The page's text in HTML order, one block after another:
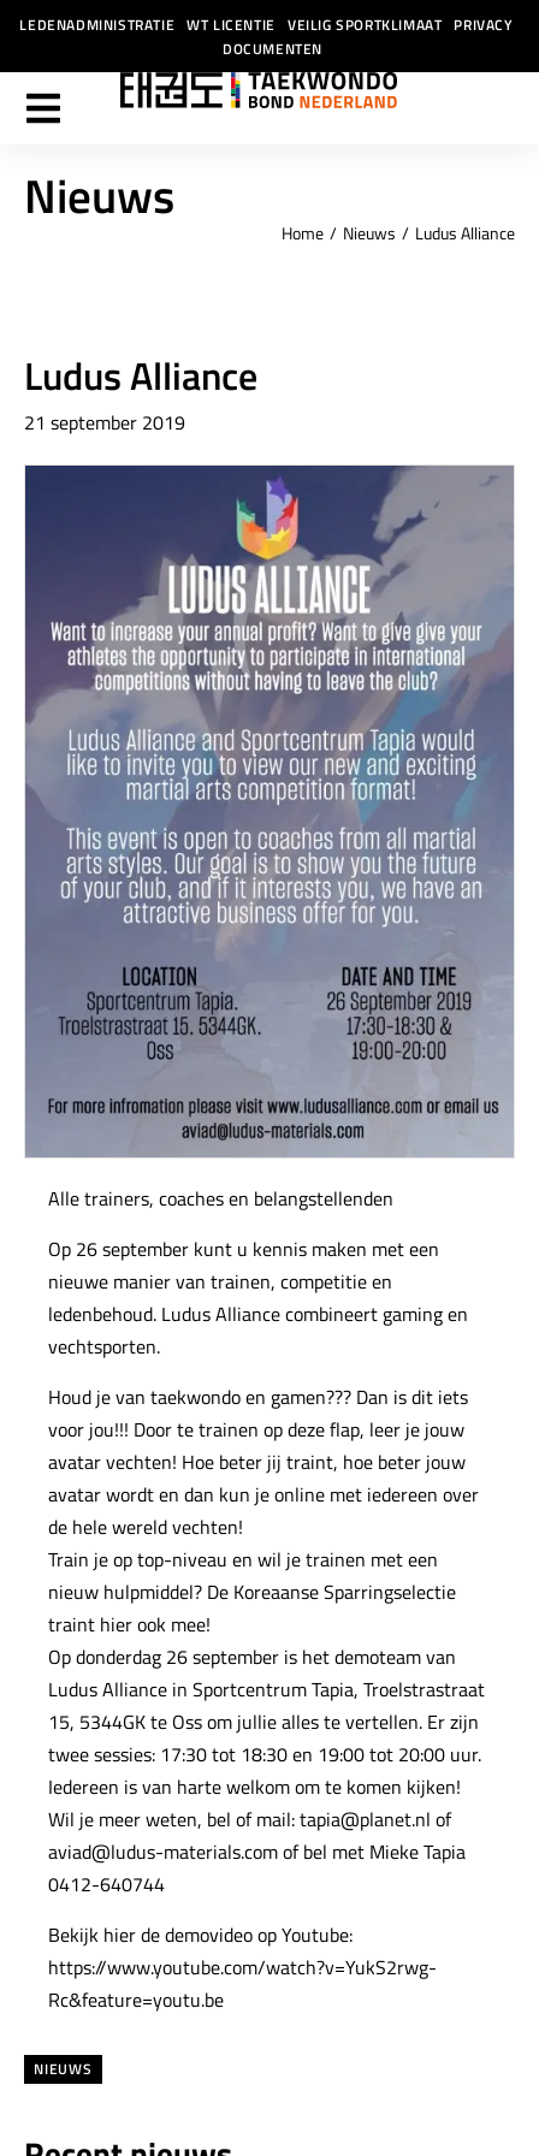
LEDENADMINISTRATIE WT LICENTIE VEILIG SPORTKLIMAAT PRIVACY
DOCUMENTEN
Nieuws
Home Nieuws Ludus Alliance
Ludus Alliance
21 september 2019
Alle trainers, coaches en belangstellenden
Op 26 september kunt u kennis maken met een
nieuwe manier van trainen, competitie en
ledenbehoud. Ludus Alliance combineert gaming en
vechtsporten.
Houd je van taekwondo en gamen??? Dan is dit iets
voor jou!!! Door te trainen op deze flap, leer je jouw
avatar vechten! Hoe beter jij traint, hoe beter jouw
avatar wordt en dan kun je online met iedereen over
de hele wereld vechten!
Train je op top-niveau en wil je trainen met een
nieuw hulpmiddel? De Koreaanse Sparringselectie
traint hier ook mee!
Op donderdag 26 september is het demoteam van
Ludus Alliance in Sportcentrum Tapia, Troelstrastraat
15, 5344GK te Oss om jullie alles te vertellen. Er zijn
twee sessies: 17:30 tot 18:30 en 19:00 tot 20:00 uur.
Iedereen is van harte welkom om te komen kijken!
Wil je meer weten, bel of mail: tapia@planet.nl of
aviad@ludus-materials.com of bel met Mieke Tapia
0412-640744
Bekijk hier de demovideo op Youtube:
https://www.youtube.com/watch?v=YukS2rwg-
Rc&feature=youtu.be
NIEUWS